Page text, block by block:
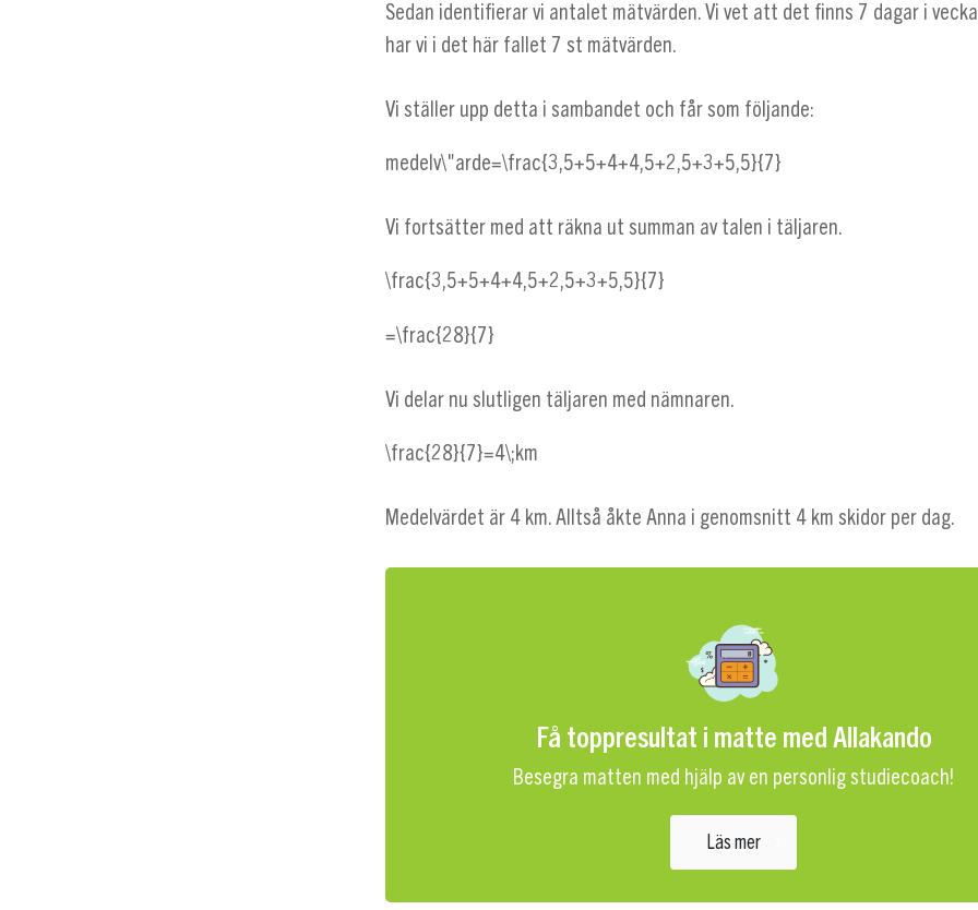
Sedan identifierar vi antalet mätvärden. Vi vet att det finns 7 dagar i
har vi i det här fallet 7 st mätvärden.
Vi ställer upp detta i sambandet och får som följande:
medelv\"arde=\frac{3,5+5+4+4,5+2,5+3+5,5}{7}
Vi fortsätter med att räkna ut summan av talen i täljaren.
\frac{3,5+5+4+4,5+2,5+3+5,5}{7}
=\frac{28}{7}
Vi delar nu slutligen täljaren med nämnaren.
\frac{28}{7}=4\;km
Medelvärdet är 4 km. Alltså åkte Anna i genomsnitt 4 km skidor per dag.
Få toppresultat i matte med Allakando
Besegra matten med hjälp av en personlig studiecoach!
Läs mer